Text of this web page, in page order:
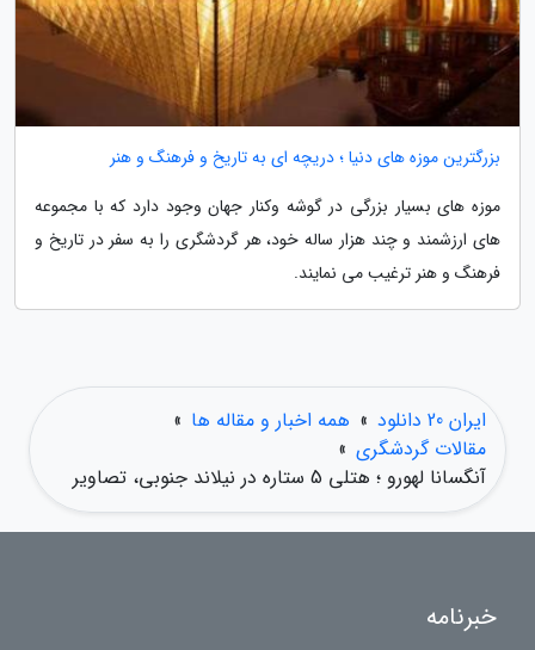
بزرگترین موزه های دنیا ؛ دریچه ای به تاریخ و فرهنگ و هنر
موزه های بسیار بزرگی در گوشه وکنار جهان وجود دارد که با مجموعه
های ارزشمند و چند هزار ساله خود، هر گردشگری را به سفر در تاریخ و
فرهنگ و هنر ترغیب می نمایند.
ایران 20 دانلود » همه اخبار و مقاله ها »
مقالات گردشگری »
آنگسانا لهورو ؛ هتلی 5 ستاره در نیلاند جنوبی، تصاویر
خبرنامه